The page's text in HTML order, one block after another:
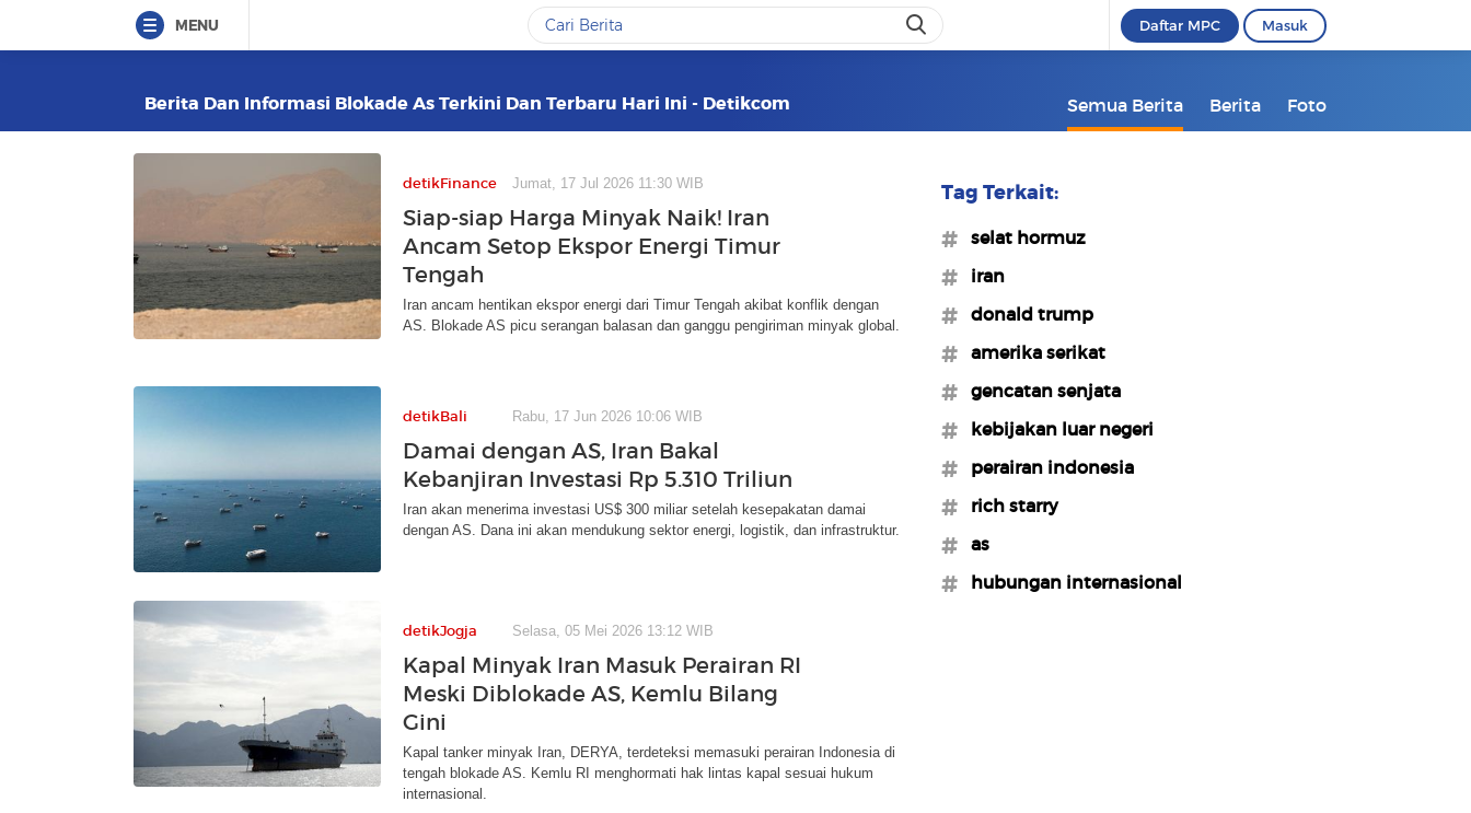
MENU Daftar MPC Masuk
Berita Dan Informasi Blokade As Terkini Dan Terbaru Hari Ini - Detikcom Semua Berita Berita Foto
detikFinance Jumat, 17 Jul 2026 11:30 WIB
Siap-siap Harga Minyak Naik! Iran
Ancam Setop Ekspor Energi Timur
Tengah
Iran ancam hentikan ekspor energi dari Timur Tengah akibat konflik dengan
AS. Blokade AS picu serangan balasan dan ganggu pengiriman minyak global.
detikBali Rabu, 17 Jun 2026 10:06 WIB
Damai dengan AS, Iran Bakal
Kebanjiran Investasi Rp 5.310 Triliun
Iran akan menerima investasi US$ 300 miliar setelah kesepakatan damai
dengan AS. Dana ini akan mendukung sektor energi, logistik, dan infrastruktur.
detikJogja Selasa, 05 Mei 2026 13:12 WIB
Kapal Minyak Iran Masuk Perairan RI
Meski Diblokade AS, Kemlu Bilang
Gini
Kapal tanker minyak Iran, DERYA, terdeteksi memasuki perairan Indonesia di
tengah blokade AS. Kemlu RI menghormati hak lintas kapal sesuai hukum
internasional.
Tag Terkait:
#selat hormuz
#iran
#donald trump
#amerika serikat
#gencatan senjata
#kebijakan luar negeri
#perairan indonesia
#rich starry
#as
#hubungan internasional